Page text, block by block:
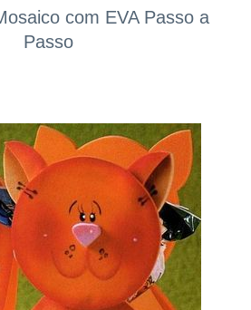
com EVA Passo a
Passo